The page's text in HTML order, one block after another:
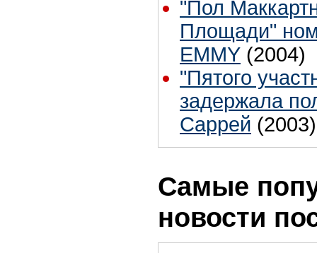
"Пол
Площади"
EMMY (2004)
"Пятого
задержала
Саррей (2003)
Самые
новости